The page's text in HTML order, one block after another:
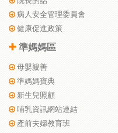
病人安全管理委員會
健康促進政策
準媽媽區
母嬰親善
準媽媽寶典
新生兒照顧
哺乳資訊網站連結
產前夫婦教育班